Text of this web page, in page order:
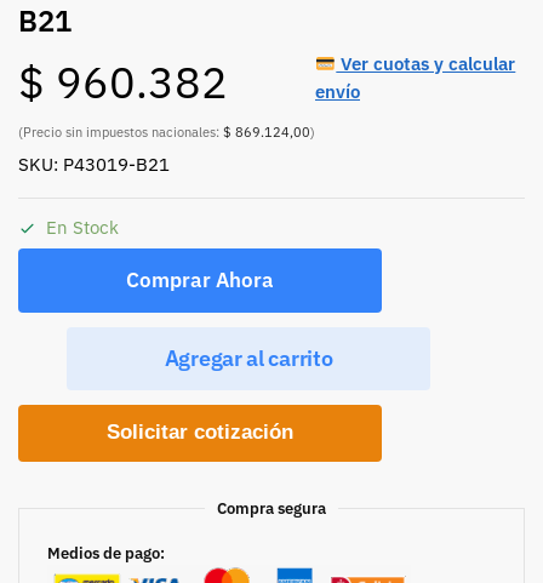
B21
$ 960.382
(Precio sin impuestos nacionales: $ 869.124,00)
Ver cuotas y calcular
envío
SKU: P43019-B21
En Stock
Comprar Ahora
Agregar al carrito
Solicitar cotización
Compra segura
Medios de pago: